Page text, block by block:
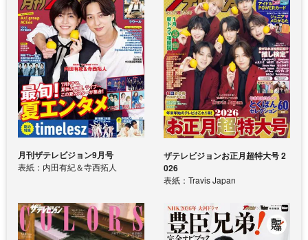
月刊ザテレビジョン9月号
表紙：内田有紀＆寺西拓人
ザテレビジョンお正月超特大号 2
026
表紙：Travis Japan